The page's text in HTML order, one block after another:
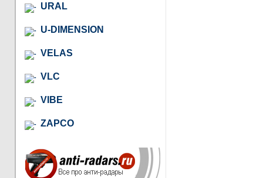
URAL
U-DIMENSION
VELAS
VLC
VIBE
ZAPCO